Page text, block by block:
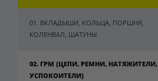
01. ВКЛАДЫШИ, КОЛЬЦА, ПОРШНЯ,
КОЛЕНВАЛ, ШАТУНЫ
02. ГРМ (ЦЕПИ, РЕМНИ, НАТЯЖИТЕЛИ,
УСПОКОИТЕЛИ)